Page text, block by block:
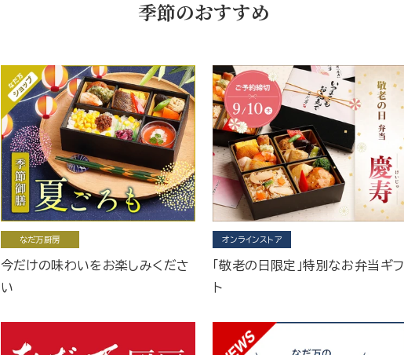
季節のおすすめ
なだ万厨房
今だけの味わいをお楽しみくださ
い
オンラインストア
「敬老の日限定」特別なお弁当ギフ
ト